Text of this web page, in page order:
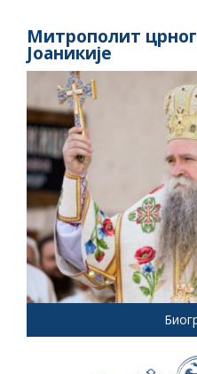
Митрополит
Јоаникије